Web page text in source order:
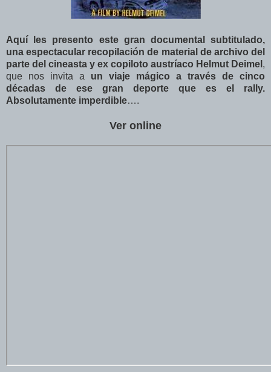
Aquí les presento este gran documental subtitulado,
una espectacular recopilación de material de archivo del
parte del cineasta y ex copiloto austríaco Helmut Deimel ,
que nos invita a un viaje mágico a través de cinco
décadas de ese gran deporte que es el rally.
Absolutamente imperdible….
Ver online